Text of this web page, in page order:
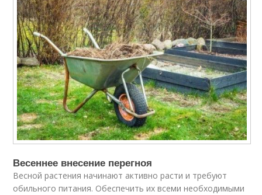
Весеннее внесение перегноя
Весной растения начинают активно расти и требуют
обильного питания. Обеспечить их всеми необходимыми